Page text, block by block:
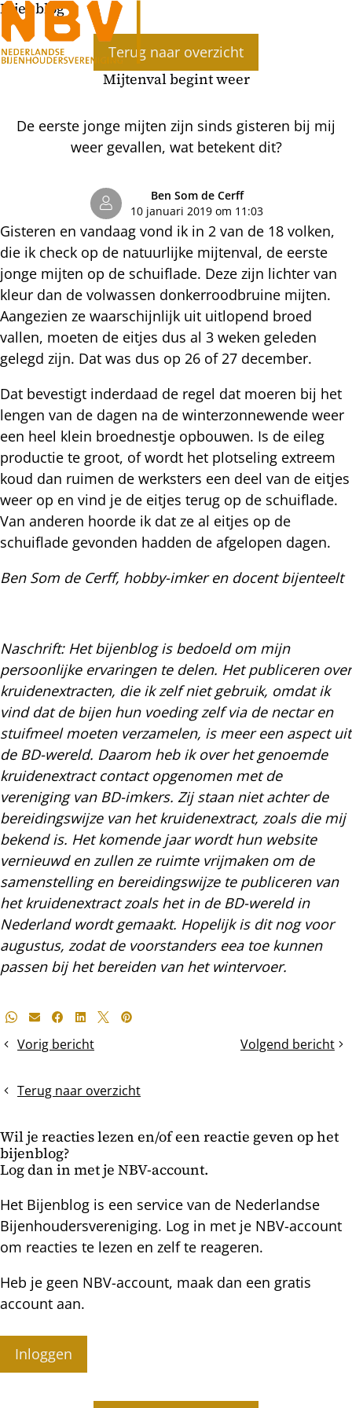
Bijenblog
Terug naar overzicht
Mijtenval begint weer
De eerste jonge mijten zijn sinds gisteren bij mij
weer gevallen, wat betekent dit?
Ben Som de Cerff
10 januari 2019 om 11:03
Gisteren en vandaag vond ik in 2 van de 18 volken,
die ik check op de natuurlijke mijtenval, de eerste
jonge mijten op de schuiflade. Deze zijn lichter van
kleur dan de volwassen donkerroodbruine mijten.
Aangezien ze waarschijnlijk uit uitlopend broed
vallen, moeten de eitjes dus al 3 weken geleden
gelegd zijn. Dat was dus op 26 of 27 december.
Dat bevestigt inderdaad de regel dat moeren bij het
lengen van de dagen na de winterzonnewende weer
een heel klein broednestje opbouwen. Is de eileg
productie te groot, of wordt het plotseling extreem
koud dan ruimen de werksters een deel van de eitjes
weer op en vind je de eitjes terug op de schuiflade.
Van anderen hoorde ik dat ze al eitjes op de
schuiflade gevonden hadden de afgelopen dagen.
Ben Som de Cerff, hobby-imker en docent bijenteelt
Naschrift: Het bijenblog is bedoeld om mijn
persoonlijke ervaringen te delen. Het publiceren over
kruidenextracten, die ik zelf niet gebruik, omdat ik
vind dat de bijen hun voeding zelf via de nectar en
stuifmeel moeten verzamelen, is meer een aspect uit
de BD-wereld. Daarom heb ik over het genoemde
kruidenextract contact opgenomen met de
vereniging van BD-imkers. Zij staan niet achter de
bereidingswijze van het kruidenextract, zoals die mij
bekend is. Het komende jaar wordt hun website
vernieuwd en zullen ze ruimte vrijmaken om de
samenstelling en bereidingswijze te publiceren van
het kruidenextract zoals het in de BD-wereld in
Nederland wordt gemaakt. Hopelijk is dit nog voor
augustus, zodat de voorstanders eea toe kunnen
passen bij het bereiden van het wintervoer.
Deel
bericht
Whatsapp
E-mailFacebook
LinkedIn
X Pinterest
Vorig bericht
warmtecamera
zicht
wintertros
Volgend bericht
Mijtenval
Terug naar overzicht
Wil je reacties lezen en/of een reactie geven op het
bijenblog?
Log dan in met je NBV-account.
Het Bijenblog is een service van de Nederlandse
Bijenhoudersvereniging. Log in met je NBV-account
om reacties te lezen en zelf te reageren.
Heb je geen NBV-account, maak dan een gratis
account aan.
Inloggen